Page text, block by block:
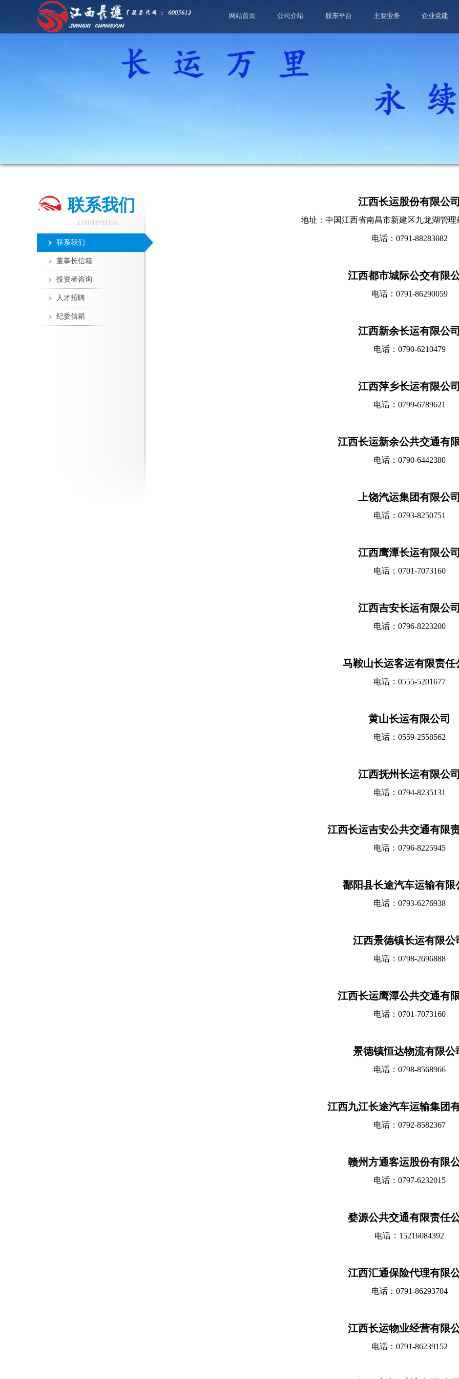
网站首页 公司介绍 股东平台 主要业务 企业党建
联系我们
contentus
联系我们
董事长信箱
投资者咨询
人才招聘
纪委信箱
江西长运股份有限公司
地址：中国江西省南昌市新建区九龙湖管理
电话：0791-88283082
江西都市城际公交有限
电话：0791-86290059
江西新余长运有限公司
电话：0790-6210479
江西萍乡长运有限公司
电话：0799-6789621
江西长运新余公共交通有
电话：0790-6442380
上饶汽运集团有限公司
电话：0793-8250751
江西鹰潭长运有限公司
电话：0701-7073160
江西吉安长运有限公司
电话：0796-8223200
马鞍山长运客运有限责任
电话：0555-5201677
黄山长运有限公司
电话：0559-2558562
江西抚州长运有限公司
电话：0794-8235131
江西长运吉安公共交通有限
电话：0796-8225945
鄱阳县长途汽车运输有限
电话：0793-6276938
江西景德镇长运有限公
电话：0798-2696888
江西长运鹰潭公共交通有
电话：0701-7073160
景德镇恒达物流有限公
电话：0798-8568966
江西九江长途汽车运输集团
电话：0792-8582367
赣州方通客运股份有限
电话：0797-6232015
婺源公共交通有限责任
电话：15216084392
江西汇通保险代理有限
电话：0791-86293704
江西长运物业经营有限
电话：0791-86239152